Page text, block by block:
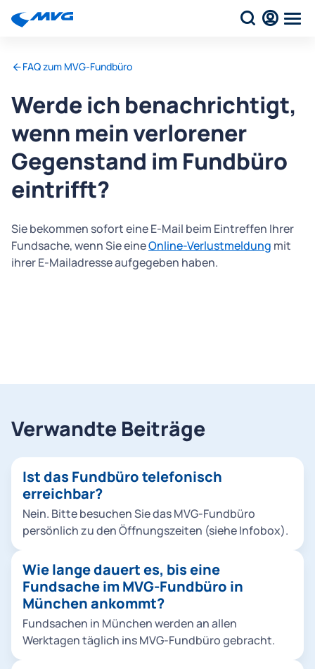
FAQ zum MVG-Fundbüro
Werde ich benachrichtigt,
wenn mein verlorener
Gegenstand im Fundbüro
eintrifft?
Sie bekommen sofort eine E-Mail beim Eintreffen Ihrer
Fundsache, wenn Sie eineOnline-Verlustmeldung mit
ihrer E-Mailadresse aufgegeben haben.
Verwandte Beiträge
Ist das Fundbüro telefonisch
erreichbar?
Nein. Bitte besuchen Sie das MVG-Fundbüro
persönlich zu den Öffnungszeiten (siehe Infobox).
Wie lange dauert es, bis eine
Fundsache im MVG-Fundbüro in
München ankommt?
Fundsachen in München werden an allen
Werktagen täglich ins MVG-Fundbüro gebracht.